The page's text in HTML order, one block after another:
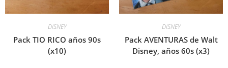
DISNEY
Pack TIO RICO años 90s
(x10)
DISNEY
Pack AVENTURAS de Walt
Disney, años 60s (x3)